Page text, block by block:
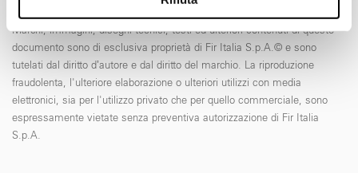
informazioni sul modo in cui utilizza il nostro sito con i
nostri partner che si occupano di analisi dei dati web,
pubblicità e social media, i quali potrebbero combinarle
con altre informazioni che ha fornito loro o che hanno
raccolto dal suo utilizzo dei loro servizi.
Marchi, immagini, disegni tecnici, testi ed ulteriori contenuti di questo
documento sono di esclusiva proprietà di Fir Italia S.p.A.© e sono
tutelati dal diritto d’autore e dal diritto del marchio. La riproduzione
fraudolenta, l'ulteriore elaborazione o ulteriori utilizzi con media
elettronici, sia per l'utilizzo privato che per quello commerciale, sono
espressamente vietate senza preventiva autorizzazione di Fir Italia
S.p.A.